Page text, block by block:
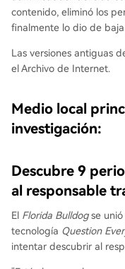
contenido, eliminó los
finalmente lo dio de
Las versiones antiguas
el Archivo de Internet.
Medio local
investigación:
Descubre 9
al responsable
El Florida Bulldogse unió
tecnología Question
intentar descubrir al